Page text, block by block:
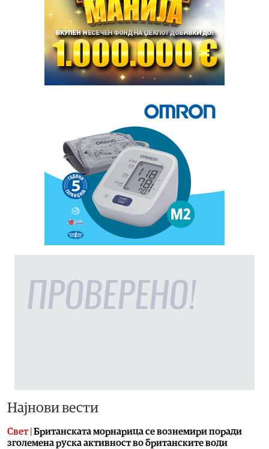
Најнови вести
Свет| Британската морнарица се вознемири поради
зголемена руска активност во британските води